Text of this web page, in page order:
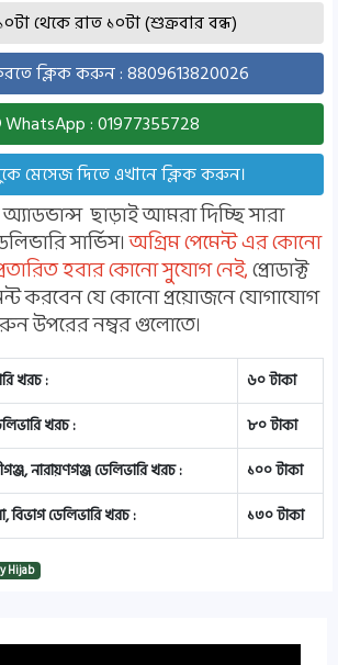
থেকে রাত ১০টা (শুক্রবার বন্ধ)
ক্লিক করুন : 8809613820026
WhatsApp : 01977355728
মেসেজ দিতে এখানে ক্লিক করুন।
ছাড়াই আমরা দিচ্ছি সারা
সার্ভিস।অগ্রিম পেমেন্ট এর কোনো
হবার কোনো সুযোগ নেই,প্রোডাক্ট
করবেন যে কোনো প্রয়োজনে যোগাযোগ
উপরের নম্বর গুলোতে।
খরচ :
৬০ টাকা
খরচ :
৮০ টাকা
নারায়ণগঞ্জ ডেলিভারি খরচ :
১০০ টাকা
ডেলিভারি খরচ :
১৩০ টাকা
Hijab